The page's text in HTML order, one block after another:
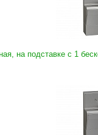
на подставке с 1